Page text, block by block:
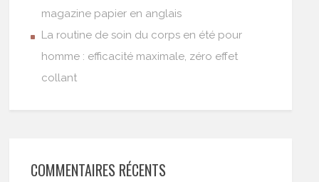
magazine papier en anglais
La routine de soin du corps en été pour
homme : efficacité maximale, zéro effet
collant
COMMENTAIRES RÉCENTS